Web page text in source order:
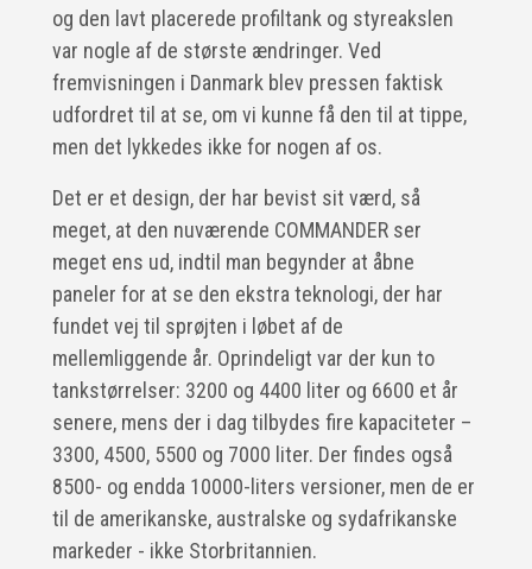
og den lavt placerede profiltank og styreakslen
var nogle af de største ændringer. Ved
fremvisningen i Danmark blev pressen faktisk
udfordret til at se, om vi kunne få den til at tippe,
men det lykkedes ikke for nogen af os.
Det er et design, der har bevist sit værd, så
meget, at den nuværende COMMANDER ser
meget ens ud, indtil man begynder at åbne
paneler for at se den ekstra teknologi, der har
fundet vej til sprøjten i løbet af de
mellemliggende år. Oprindeligt var der kun to
tankstørrelser: 3200 og 4400 liter og 6600 et år
senere, mens der i dag tilbydes fire kapaciteter –
3300, 4500, 5500 og 7000 liter. Der findes også
8500- og endda 10000-liters versioner, men de er
til de amerikanske, australske og sydafrikanske
markeder - ikke Storbritannien.